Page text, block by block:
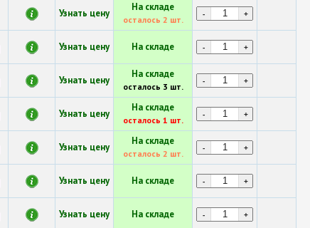
Узнать цену
На складе
осталось 2 шт.
- +
Узнать цену На складе - +
Узнать цену
На складе
осталось 3 шт.
- +
Узнать цену
На складе
осталось 1 шт.
- +
Узнать цену
На складе
осталось 2 шт.
- +
Узнать цену На складе - +
Узнать цену На складе - +